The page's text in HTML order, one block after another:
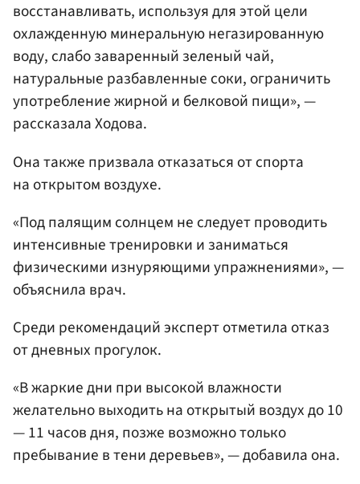
восстанавливать, используя для этой цели
охлажденную минеральную негазированную
воду, слабо заваренный зеленый чай,
натуральные разбавленные соки, ограничить
употребление жирной и белковой пищи», —
рассказала Ходова.
Она также призвала отказаться от спорта
на открытом воздухе.
«Под палящим солнцем не следует проводить
интенсивные тренировки и заниматься
физическими изнуряющими упражнениями», —
объяснила врач.
Среди рекомендаций эксперт отметила отказ
от дневных прогулок.
«В жаркие дни при высокой влажности
желательно выходить на открытый воздух до 10
— 11 часов дня, позже возможно только
пребывание в тени деревьев», — добавила она.